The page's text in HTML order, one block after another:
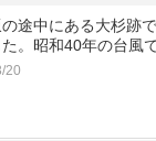
途中にある大杉跡
。昭和40年の台風
20